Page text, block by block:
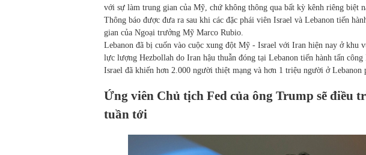
với sự làm trung gian của Mỹ, chứ không thông qua bất kỳ kênh riêng biệt
Thông báo được đưa ra sau khi các đặc phái viên Israel và Lebanon tiến
gian của Ngoại trưởng Mỹ Marco Rubio.
Lebanon đã bị cuốn vào cuộc xung đột Mỹ - Israel với Iran hiện nay ở khu
lực lượng Hezbollah do Iran hậu thuẫn đóng tại Lebanon tiến hành tấn công
Israel đã khiến hơn 2.000 người thiệt mạng và hơn 1 triệu người ở Lebanon
Ứng viên Chủ tịch Fed của ông Trump sẽ điều
tuần tới